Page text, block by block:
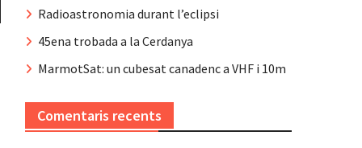
Radioastronomia durant l’eclipsi
45ena trobada a la Cerdanya
MarmotSat: un cubesat canadenc a VHF i 10m
Comentaris recents